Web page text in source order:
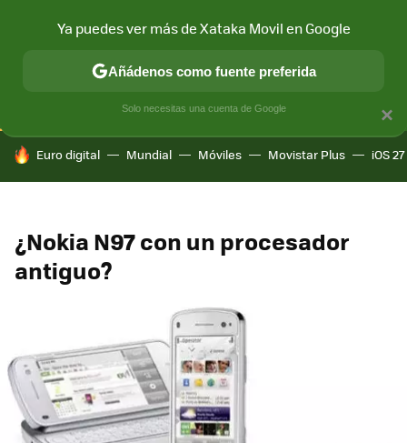
CONECTIVIDAD MÓVIL Y SOCIEDAD APLICACIONES
HOY SE HABLA DE
Euro digital Mundial Móviles Movistar Plus iOS 27
¿Nokia N97 con un procesador
antiguo?
×
Ya puedes ver más de Xataka Movil en Google
Añádenos como fuente preferida
Solo necesitas una cuenta de Google